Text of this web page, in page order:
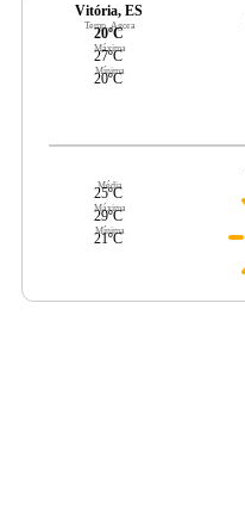
Vitória, ES
Temp. Agora
20ºC
Máxima
27ºC
Mínima
20ºC
Média
25ºC
Máxima
29ºC
Mínima
21ºC